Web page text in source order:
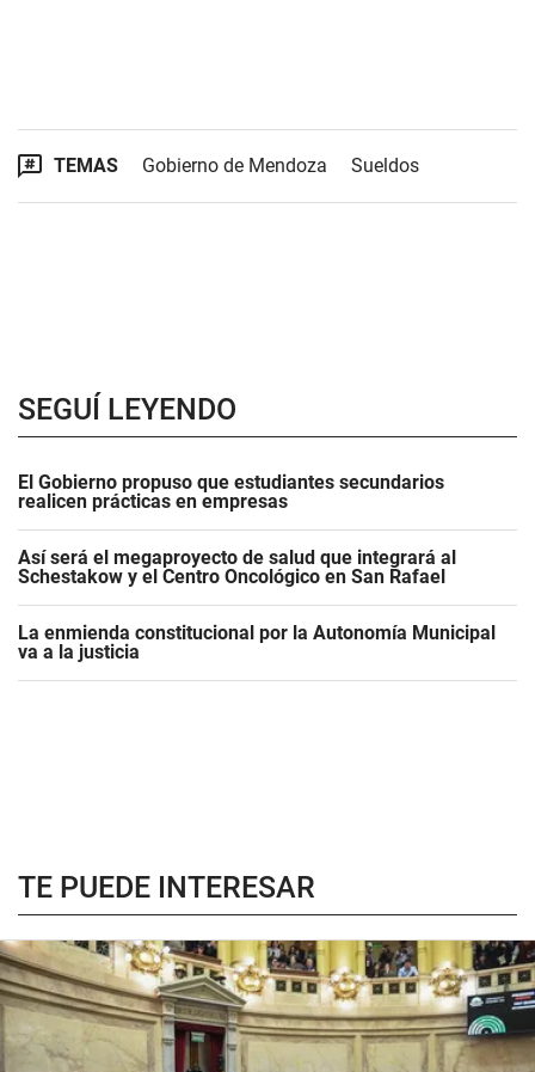
TEMAS Gobierno de Mendoza Sueldos
SEGUÍ LEYENDO
El Gobierno propuso que estudiantes secundarios
realicen prácticas en empresas
Así será el megaproyecto de salud que integrará al
Schestakow y el Centro Oncológico en San Rafael
La enmienda constitucional por la Autonomía Municipal
va a la justicia
TE PUEDE INTERESAR